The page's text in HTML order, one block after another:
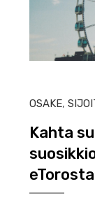
OSAKE,
Kahta